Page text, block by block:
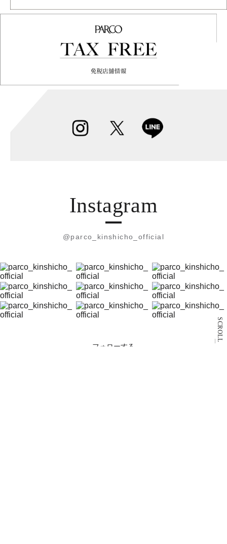
SCROLL
Instagram
@parco_kinshicho_official
フォローする